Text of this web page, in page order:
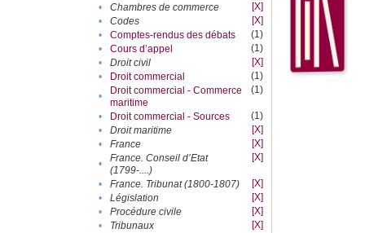
•
Chambres de commerce
[X]
•
Codes
[X]
•
Comptes-rendus des débats
(1)
•
Cours d’appel
(1)
•
Droit civil
[X]
•
Droit commercial
(1)
•
Droit commercial - Commerce
maritime
(1)
• Droit commercial - Sources
(1)
•
Droit maritime
[X]
•
France
[X]
•
France. Conseil d’Etat
(1799-....)
[X]
• France. Tribunat (1800-1807)
[X]
•
Législation
[X]
•
Procédure civile
[X]
•
Tribunaux
[X]